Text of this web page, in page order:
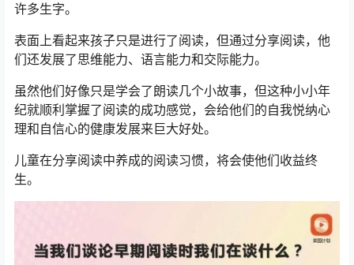
许多生字。
表面上看起来孩子只是进行了阅读，但通过分享阅读，他
们还发展了思维能力、语言能力和交际能力。
虽然他们好像只是学会了朗读几个小故事，但这种小小年
纪就顺利掌握了阅读的成功感觉，会给他们的自我悦纳心
理和自信心的健康发展来巨大好处。
儿童在分享阅读中养成的阅读习惯，将会使他们收益终
生。